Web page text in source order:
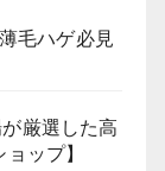
毛ハゲ必見
厳選した高
ップ】